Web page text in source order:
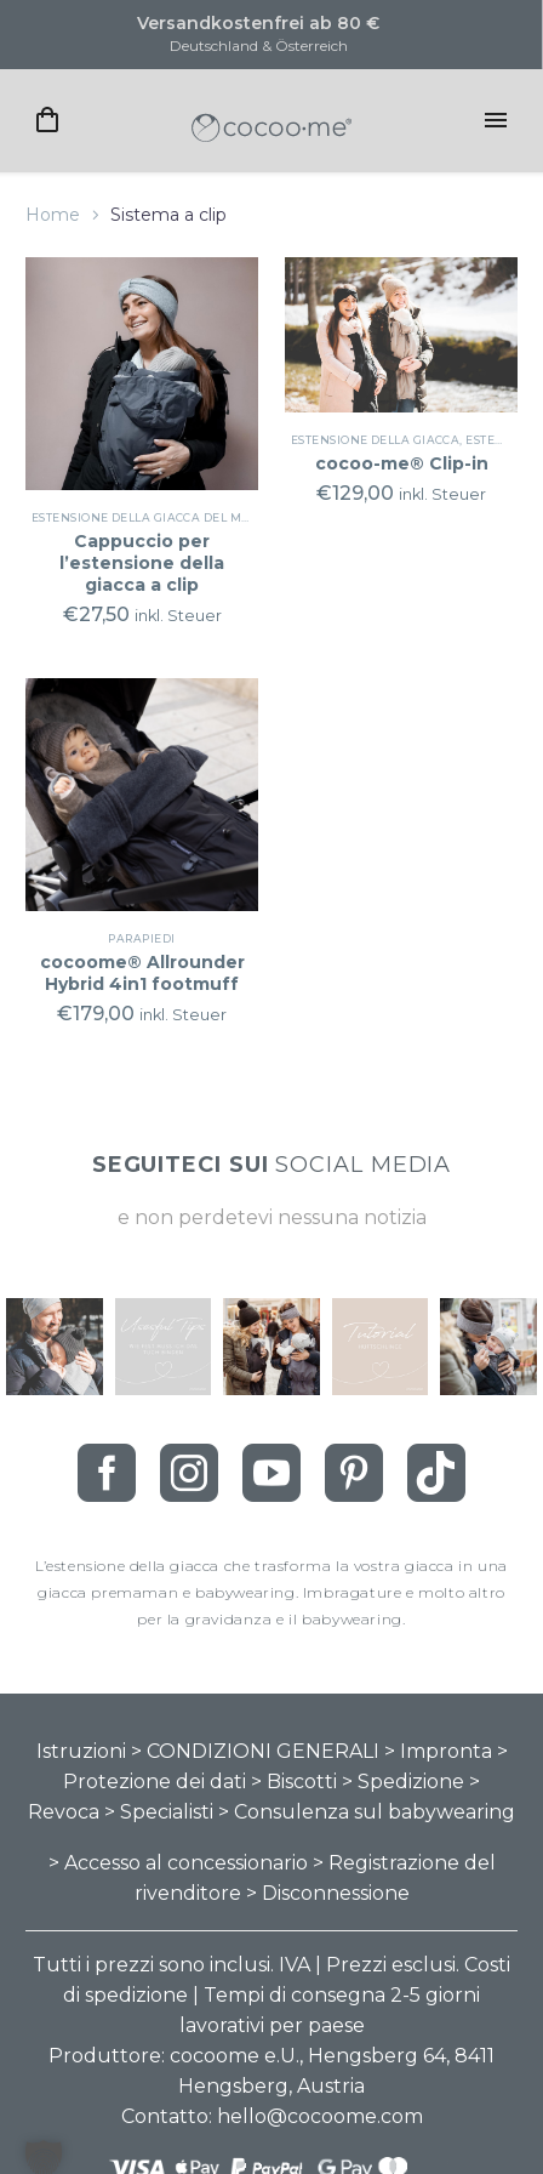
Versandkostenfrei ab 80 €
Deutschland & Österreich
Home Sistema a clip
Cappuccio per
l’estensione della
giacca a clip
€27,50 inkl. Steuer
ESTENSIONE DELLA GIACCA ESTENSIONE DELLA GIACCA CON FUNZIONE DI SACCO A PELO PER PASSEGGINI
cocoo-me® Clip-in
€129,00 inkl. Steuer
PARAPIEDI
cocoome® Allrounder
Hybrid 4in1 footmuff
€179,00 inkl. Steuer
SEGUITECI SUI SOCIAL MEDIA
e non perdetevi nessuna notizia
L’estensione della giacca che trasforma la vostra giacca in una
giacca premaman e babywearing. Imbragature e molto altro
per la gravidanza e il babywearing.
Istruzioni > CONDIZIONI GENERALI > Impronta >
Protezione dei dati > Biscotti > Spedizione >
Revoca > Specialisti > Consulenza sul babywearing
> Accesso al concessionario > Registrazione del
rivenditore > Disconnessione
Tutti i prezzi sono inclusi. IVA | Prezzi esclusi. Costi
di spedizione | Tempi di consegna 2-5 giorni
lavorativi per paese
Produttore: cocoome e.U., Hengsberg 64, 8411
Hengsberg, Austria
Contatto: hello@cocoome.com